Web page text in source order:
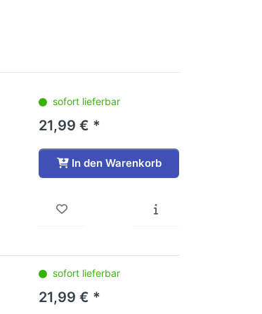
sofort lieferbar
21,99 € *
In den Warenkorb
sofort lieferbar
21,99 € *